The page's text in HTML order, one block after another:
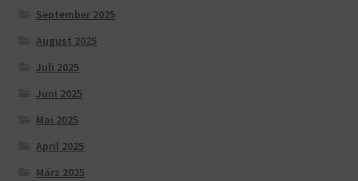
September 2025
August 2025
Juli 2025
Juni 2025
Mai 2025
April 2025
März 2025